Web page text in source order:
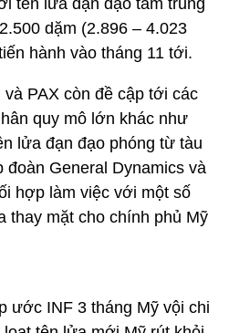
tên lửa đạn đạo tầm trung
dặm (2.896 – 4.023
hành vào tháng 11 tới.
PAX còn đề cập tới các
quy mô lớn khác như
lửa đạn đạo phóng từ tàu
đoàn General Dynamics và
hợp làm việc với một số
thay mặt cho chính phủ Mỹ
ước INF 3 tháng Mỹ vội chi